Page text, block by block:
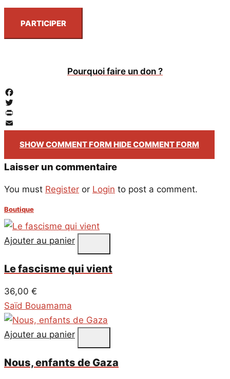
PARTICIPER
Pourquoi faire un don ?
Facebook
Twitter
PrintFriendly
Email
SHOW COMMENT FORM HIDE COMMENT FORM
Laisser un commentaire
You must Register or Login to post a comment.
Boutique
Ajouter au panier
Le fascisme qui vient
36,00 €
Saïd Bouamama
Ajouter au panier
Nous, enfants de Gaza